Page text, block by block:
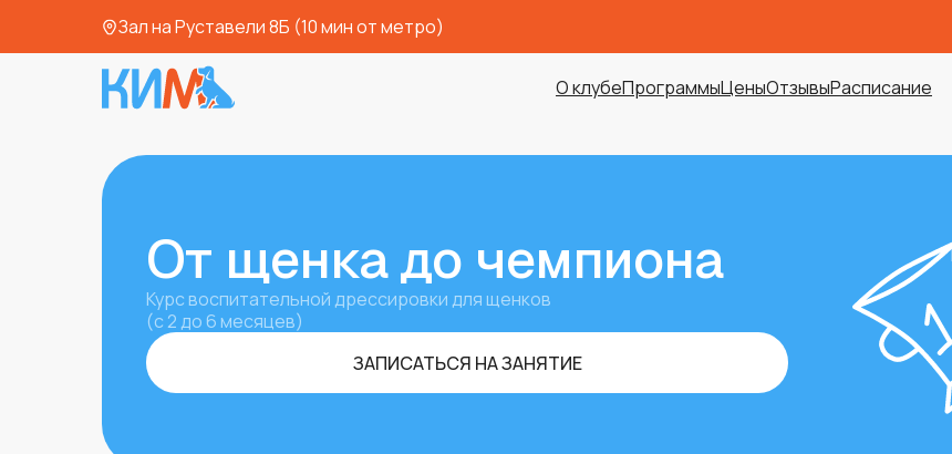
Зал на Руставели 8Б (10 мин от метро)
О клубеПрограммыЦеныОтзывыРасписание
От щенка до чемпиона
Курс воспитательной дрессировки для щенков
(с 2 до 6 месяцев)
ЗАПИСАТЬСЯ НА ЗАНЯТИЕ